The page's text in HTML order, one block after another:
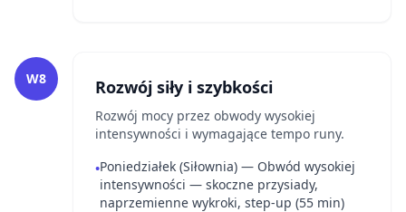
W8 Rozwój siły i szybkości
Rozwój mocy przez obwody wysokiej
intensywności i wymagające tempo runy.
•Poniedziałek (Siłownia) — Obwód wysokiej
intensywności — skoczne przysiady,
naprzemienne wykroki, step-up (55 min)